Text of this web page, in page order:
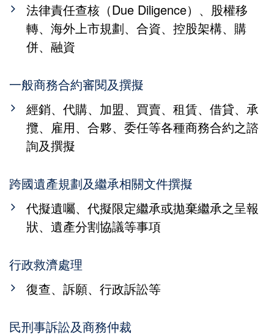
法律責任查核（Due Diligence）、股權移
轉、海外上市規劃、合資、控股架構、購
併、融資
一般商務合約審閱及撰擬
經銷、代購、加盟、買賣、租賃、借貸、承
攬、雇用、合夥、委任等各種商務合約之諮
詢及撰擬
跨國遺產規劃及繼承相關文件撰擬
代擬遺囑、代擬限定繼承或拋棄繼承之呈報
狀、遺產分割協議等事項
行政救濟處理
復查、訴願、行政訴訟等
民刑事訴訟及商務仲裁